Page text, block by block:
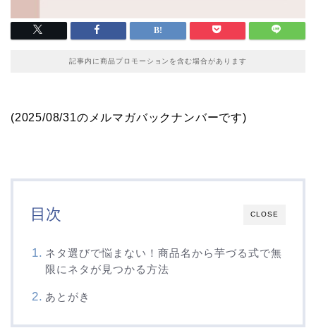
記事内に商品プロモーションを含む場合があります
(2025/08/31のメルマガバックナンバーです)
CLOSE
目次
ネタ選びで悩まない！商品名から芋づる式で無
限にネタが見つかる方法
あとがき